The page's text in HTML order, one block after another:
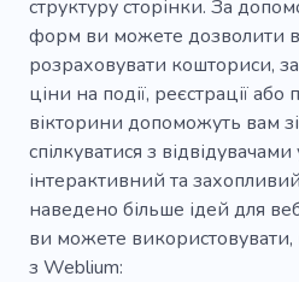
структуру сторінки. За
форм ви можете дозволити
розраховувати кошториси,
ціни на події, реєстрації або
вікторини допоможуть вам
спілкуватися з відвідувачами
інтерактивний та
наведено більше ідей для
ви можете
з Weblium: